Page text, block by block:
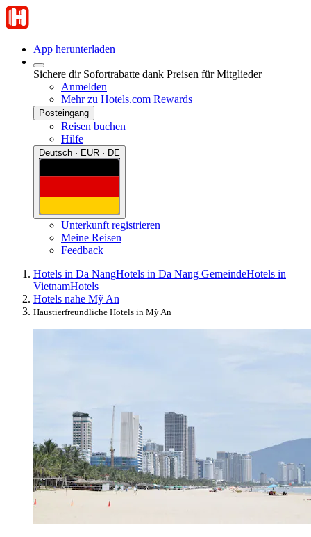
App herunterladen
Sichere dir Sofortrabatte dank Preisen für Mitglieder
Anmelden
Mehr zu Hotels.com Rewards
Posteingang
Reisen buchen
Hilfe
Deutsch · EUR · DE
Unterkunft registrieren
Meine Reisen
Feedback
Hotels in Da NangHotels in Da Nang GemeindeHotels in
VietnamHotels
Hotels nahe Mỹ An
Haustierfreundliche Hotels in Mỹ An